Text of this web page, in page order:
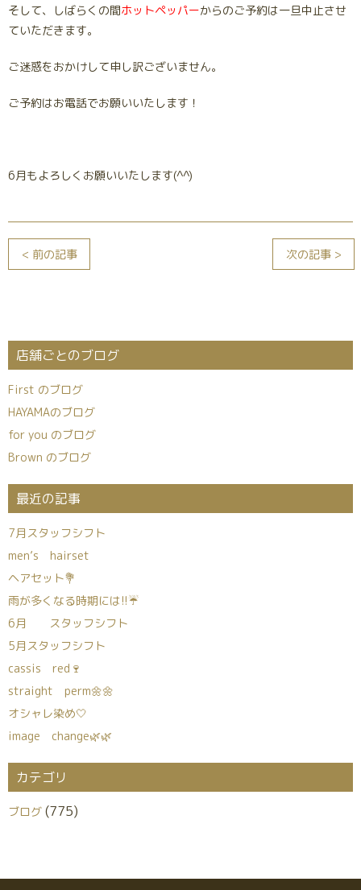
そして、しばらくの間ホットペッパーからのご予約は一旦中止させ
ていただきます。
ご迷惑をおかけして申し訳ございません。
ご予約はお電話でお願いいたします！
6月もよろしくお願いいたします(^^)
< 前の記事 次の記事 >
店舗ごとのブログ
First のブログ
HAYAMAのブログ
for you のブログ
Brown のブログ
最近の記事
7月スタッフシフト
men’s hairset
ヘアセット💐
雨が多くなる時期には!!☔
6月 スタッフシフト
5月スタッフシフト
cassis red🍷
straight perm🌼🌼
オシャレ染め🤍
image change🌿🌿
カテゴリ
ブログ (775)